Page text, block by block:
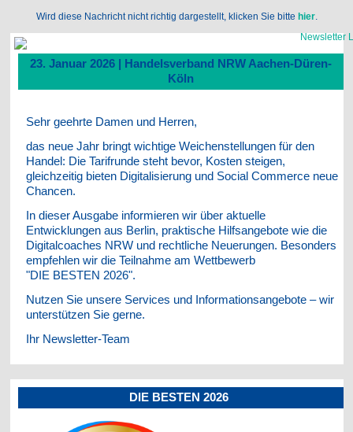
Wird diese Nachricht nicht richtig dargestellt, klicken Sie bitte hier.
23. Januar 2026 | Handelsverband NRW Aachen-Düren-
Köln
Sehr geehrte Damen und Herren,
das neue Jahr bringt wichtige Weichenstellungen für den
Handel: Die Tarifrunde steht bevor, Kosten steigen,
gleichzeitig bieten Digitalisierung und Social Commerce neue
Chancen.
In dieser Ausgabe informieren wir über aktuelle
Entwicklungen aus Berlin, praktische Hilfsangebote wie die
Digitalcoaches NRW und rechtliche Neuerungen. Besonders
empfehlen wir die Teilnahme am Wettbewerb
"DIE BESTEN 2026".
Nutzen Sie unsere Services und Informationsangebote – wir
unterstützen Sie gerne.
Ihr Newsletter-Team
DIE BESTEN 2026